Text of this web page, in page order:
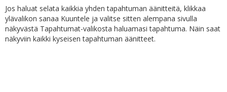
Jos haluat selata kaikkia yhden tapahtuman äänitteitä, klikkaa
ylävalikon sanaa Kuuntele ja valitse sitten alempana sivulla
näkyvästä Tapahtumat-valikosta haluamasi tapahtuma. Näin saat
näkyviin kaikki kyseisen tapahtuman äänitteet.